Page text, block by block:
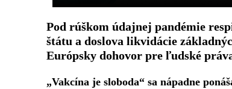
Pod rúškom údajnej pandémie
štátu a doslova likvidácie
Európsky dohovor pre ľudské
„Vakcína je sloboda“ sa nápadne